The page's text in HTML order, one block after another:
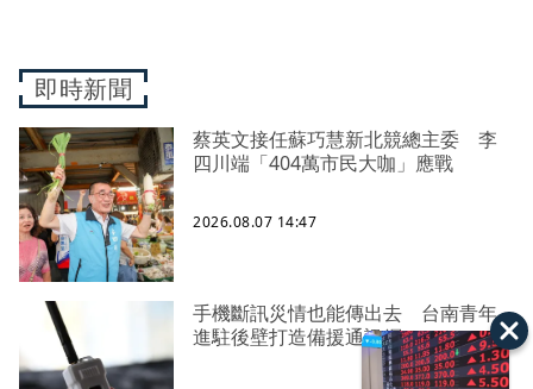
即時新聞
蔡英文接任蘇巧慧新北競總主委 李
四川端「404萬市民大咖」應戰
2026.08.07 14:47
手機斷訊災情也能傳出去 台南青年
進駐後壁打造備援通訊網